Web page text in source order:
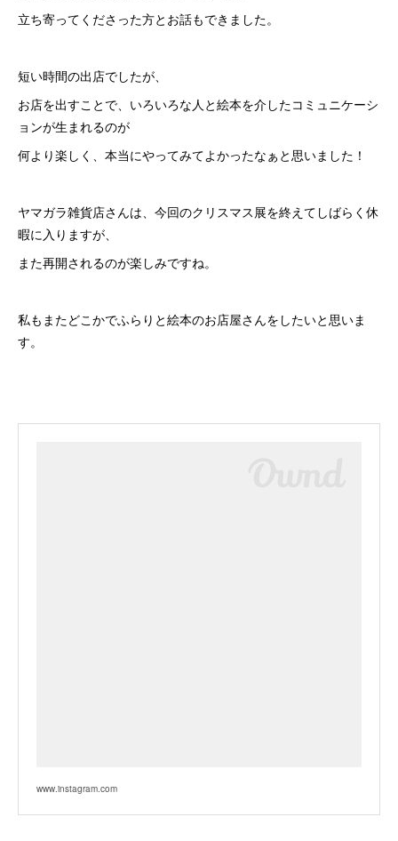
立ち寄ってくださった方とお話もできました。
短い時間の出店でしたが、
お店を出すことで、いろいろな人と絵本を介したコミュニケーシ
ョンが生まれるのが
何より楽しく、本当にやってみてよかったなぁと思いました！
ヤマガラ雑貨店さんは、今回のクリスマス展を終えてしばらく休
暇に入りますが、
また再開されるのが楽しみですね。
私もまたどこかでふらりと絵本のお店屋さんをしたいと思いま
す。
www.instagram.com